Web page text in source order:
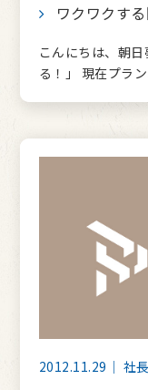
ワクワクす
こんにちは、朝
る！」 現在プラ
2012.11.29｜ 社